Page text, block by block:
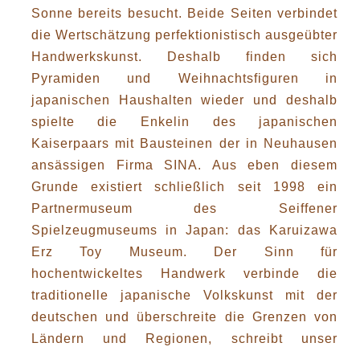
Sonne bereits besucht. Beide Seiten verbindet
die Wertschätzung perfektionistisch ausgeübter
Handwerkskunst. Deshalb finden sich
Pyramiden und Weihnachtsfiguren in
japanischen Haushalten wieder und deshalb
spielte die Enkelin des japanischen
Kaiserpaars mit Bausteinen der in Neuhausen
ansässigen Firma SINA. Aus eben diesem
Grunde existiert schließlich seit 1998 ein
Partnermuseum des Seiffener
Spielzeugmuseums in Japan: das Karuizawa
Erz Toy Museum. Der Sinn für
hochentwickeltes Handwerk verbinde die
traditionelle japanische Volkskunst mit der
deutschen und überschreite die Grenzen von
Ländern und Regionen, schreibt unser